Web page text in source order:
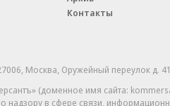
Контакты
Москва, Оружейный переулок д. 41,
(доменное имя сайта:
надзору в сфере связи,